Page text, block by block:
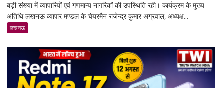
व्यापार
मण्डल
शपथ
बड़ी संख्या में व्यापारियों एवं गणमान्य नागरिकों की उपस्थिति रही। कार्यक्रम के मुख्य
अतिथि लखनऊ व्यापार मण्डल के चेयरमैन राजेन्द्र कुमार अग्रवाल, अध्यक्ष...
लखनऊ